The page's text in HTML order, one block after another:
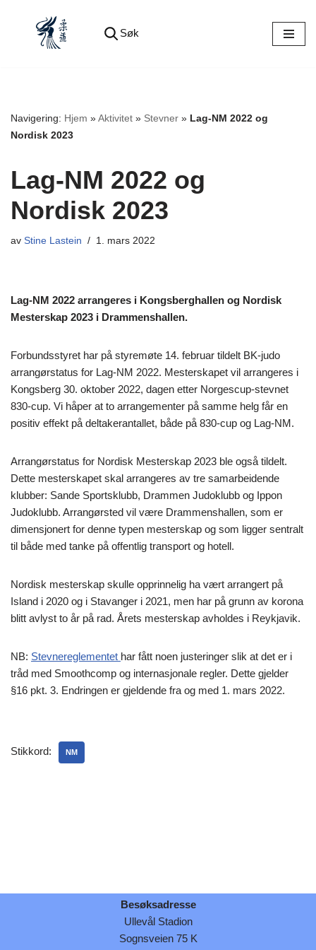
Søk
Navigering: Hjem »Aktivitet » Stevner » Lag-NM 2022 og
Nordisk 2023
Lag-NM 2022 og
Nordisk 2023
av Stine Lastein 1. mars 2022
Lag-NM 2022 arrangeres i Kongsberghallen og Nordisk
Mesterskap 2023 i Drammenshallen.
Forbundsstyret har på styremøte 14. februar tildelt BK-judo
arrangørstatus for Lag-NM 2022. Mesterskapet vil arrangeres i
Kongsberg 30. oktober 2022, dagen etter Norgescup-stevnet
830-cup. Vi håper at to arrangementer på samme helg får en
positiv effekt på deltakerantallet, både på 830-cup og Lag-NM.
Arrangørstatus for Nordisk Mesterskap 2023 ble også tildelt.
Dette mesterskapet skal arrangeres av tre samarbeidende
klubber: Sande Sportsklubb, Drammen Judoklubb og Ippon
Judoklubb. Arrangørsted vil være Drammenshallen, som er
dimensjonert for denne typen mesterskap og som ligger sentralt
til både med tanke på offentlig transport og hotell.
Nordisk mesterskap skulle opprinnelig ha vært arrangert på
Island i 2020 og i Stavanger i 2021, men har på grunn av korona
blitt avlyst to år på rad. Årets mesterskap avholdes i Reykjavik.
NB: Stevnereglementet har fått noen justeringer slik at det er i
tråd med Smoothcomp og internasjonale regler. Dette gjelder
§16 pkt. 3. Endringen er gjeldende fra og med 1. mars 2022.
Stikkord: NM
Besøksadresse
Ullevål Stadion
Sognsveien 75 K